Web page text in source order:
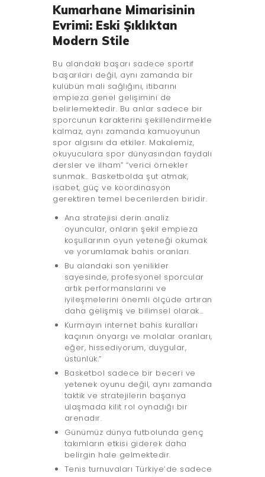
Kumarhane Mimarisinin
Evrimi: Eski Şıklıktan
Modern Stile
Bu alandaki başarı sadece sportif
başarıları değil, aynı zamanda bir
kulübün mali sağlığını, itibarını
empieza genel gelişimini de
belirlemektedir. Bu anlar sadece bir
sporcunun karakterini şekillendirmekle
kalmaz, aynı zamanda kamuoyunun
spor algısını da etkiler. Makalemiz,
okuyuculara spor dünyasından faydalı
dersler ve ilham” “verici örnekler
sunmak… Basketbolda şut atmak,
isabet, güç ve koordinasyon
gerektiren temel becerilerden biridir.
Ana stratejisi derin analiz
oyuncular, onların şekil empieza
koşullarının oyun yeteneği okumak
ve yorumlamak bahis oranları.
Bu alandaki son yenilikler
sayesinde, profesyonel sporcular
artık performanslarını ve
iyileşmelerini önemli ölçüde artıran
daha gelişmiş ve bilimsel olarak…
Kurmayın internet bahis kuralları
kaçının önyargı ve molalar oranları,
eğer, hissediyorum, duygular,
üstünlük.”
Basketbol sadece bir beceri ve
yetenek oyunu değil, aynı zamanda
taktik ve stratejilerin başarıya
ulaşmada kilit rol oynadığı bir
arenadır.
Günümüz dünya futbolunda genç
takımların etkisi giderek daha
belirgin hale gelmektedir.
Tenis turnuvaları Türkiye’de sadece